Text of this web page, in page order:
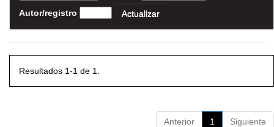
Autor/registro
Resultados 1-1 de 1.
Anterior 1 Siguiente